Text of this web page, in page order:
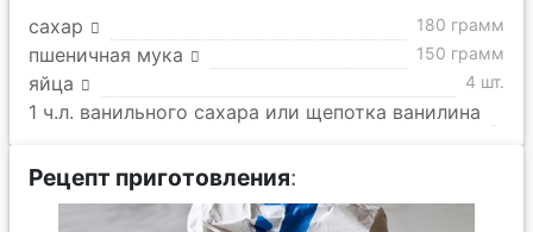
сахар 180 грамм
пшеничная мука 150 грамм
яйца 4 шт.
1 ч.л. ванильного сахара или щепотка ванилина
Рецепт приготовления: